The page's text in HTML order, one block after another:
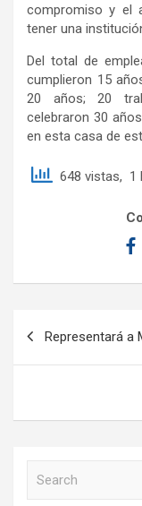
compromiso y el
tener una
Del total de
cumplieron 15
20 años; 20
celebraron 30
en esta casa de
648 vistas, 1
Representará a